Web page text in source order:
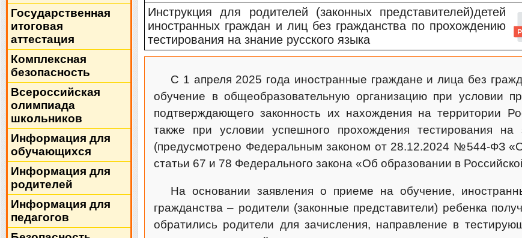
Государственная
итоговая
аттестация
Комплексная
безопасность
Всероссийская
олимпиада
школьников
Информация для
обучающихся
Информация для
родителей
Информация для
педагогов
Инструкция для родителей (законных представителей)детей
иностранных граждан и лиц без гражданства по прохождению
тестирования на знание русского языка
С 1 апреля 2025 года иностранные граждане и лица без
обучение в общеобразовательную организацию при условии
подтверждающего законность их нахождения на территории
также при условии успешного прохождения тестирования на
(предусмотрено Федеральным законом от 28.12.2024 №544-ФЗ
статьи 67 и 78 Федерального закона «Об образовании в
На основании заявления о приеме на обучение,
гражданства – родители (законные представители) ребенка
обратились родители для зачисления, направление в